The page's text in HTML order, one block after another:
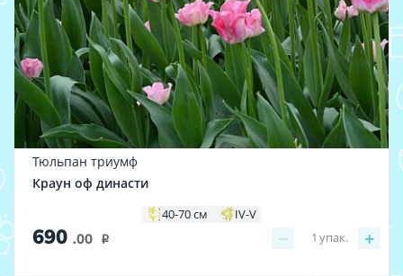
Тюльпан триумф
Краун оф династи
40-70 см IV-V
690 .00 i − +
1 упак.